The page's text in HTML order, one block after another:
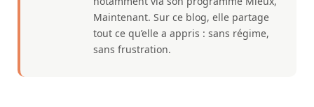
Maintenant. Sur ce blog, elle partage
tout ce qu’elle a appris : sans régime,
sans frustration.